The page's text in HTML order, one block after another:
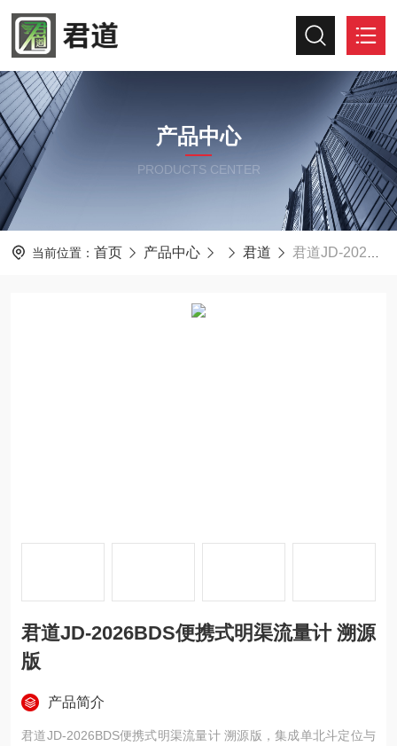
产品中心
PRODUCTS CENTER
当前位置： 首页 产品中心 君道 君道JD-2026BDS便携式明渠流量计 溯源版
君道JD-2026BDS便携式明渠流量计 溯源
版
产品简介
君道JD-2026BDS便携式明渠流量计 溯源版，集成单北斗定位与